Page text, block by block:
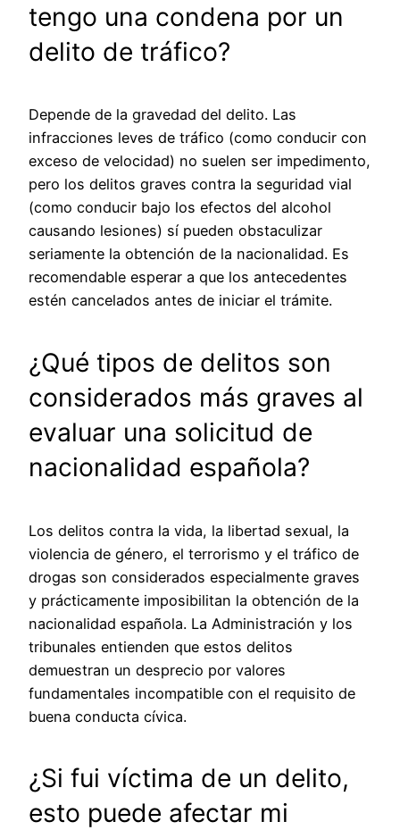
tengo una condena por un
delito de tráfico?
Depende de la gravedad del delito. Las
infracciones leves de tráfico (como conducir con
exceso de velocidad) no suelen ser impedimento,
pero los delitos graves contra la seguridad vial
(como conducir bajo los efectos del alcohol
causando lesiones) sí pueden obstaculizar
seriamente la obtención de la nacionalidad. Es
recomendable esperar a que los antecedentes
estén cancelados antes de iniciar el trámite.
¿Qué tipos de delitos son
considerados más graves al
evaluar una solicitud de
nacionalidad española?
Los delitos contra la vida, la libertad sexual, la
violencia de género, el terrorismo y el tráfico de
drogas son considerados especialmente graves
y prácticamente imposibilitan la obtención de la
nacionalidad española. La Administración y los
tribunales entienden que estos delitos
demuestran un desprecio por valores
fundamentales incompatible con el requisito de
buena conducta cívica.
¿Si fui víctima de un delito,
esto puede afectar mi